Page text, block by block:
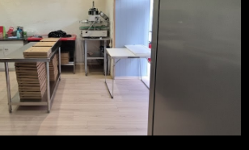
VOIR LE BIEN